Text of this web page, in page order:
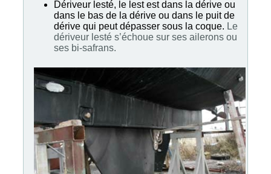
Dériveur lesté, le lest est dans la dérive ou
dans le bas de la dérive ou dans le puit de
dérive qui peut dépasser sous la coque. Le
dériveur lesté s’échoue sur ses ailerons ou
ses bi-safrans.